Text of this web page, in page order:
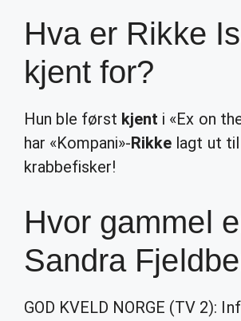
Hva er Rikke
kjent for?
Hun ble først kjent i «Ex on
har «Kompani»-Rikke lagt ut
krabbefisker!
Hvor gammel
Sandra
GOD KVELD NORGE (TV 2):